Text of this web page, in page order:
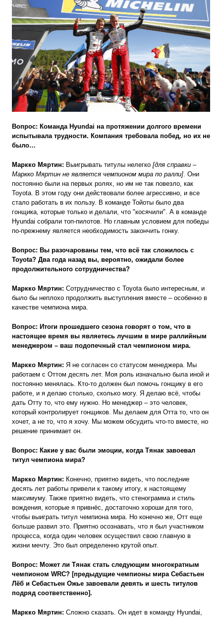
Вопрос: Команда Hyundai на протяжении долгого времени
испытывала трудности. Компания требовала побед, но их не
было…
Маркко Мяртин: Выигрывать титулы нелегко [для справки –
Маркко Мяртин не является чемпионом мира по ралли] . Они
постоянно были на первых ролях, но им не так повезло, как
Toyota. В этом году они действовали более агрессивно, и все
стало работать в их пользу. В команде Тойоты было два
гонщика, которые только и делали, что "косячили". А в команде
Hyundai собрали топ-пилотов. Но главным условием для победы
по-прежнему является необходимость закончить гонку.
Вопрос: Вы разочарованы тем, что всё так сложилось с
Toyota? Два года назад вы, вероятно, ожидали более
продолжительного сотрудничества?
Маркко Мяртин: Сотрудничество с Toyota было интересным, и
было бы неплохо продолжить выступления вместе – особенно в
качестве чемпиона мира.
Вопрос: Итоги прошедшего сезона говорят о том, что в
настоящее время вы являетесь лучшим в мире раллийным
менеджером – ваш подопечный стал чемпионом мира.
Маркко Мяртин: Я не согласен со статусом менеджера. Мы
работаем с Оттом десять лет. Моя роль изначально была иной и
постоянно менялась. Кто-то должен был помочь гонщику в его
работе, и я делаю столько, сколько могу. Я делаю всё, чтобы
дать Отту то, что ему нужно. Но менеджер – это человек,
который контролирует гонщиков. Мы делаем для Отта то, что он
хочет, а не то, что я хочу. Мы можем обсудить что-то вместе, но
решение принимает он.
Вопрос: Какие у вас были эмоции, когда Тянак завоевал
титул чемпиона мира?
Маркко Мяртин: Конечно, приятно видеть, что последние
десять лет работы привели к такому итогу, к настоящему
максимуму. Также приятно видеть, что стенограмма и стиль
вождения, которые я привнёс, достаточно хороши для того,
чтобы выиграть титул чемпиона мира. Но конечно же, Отт еще
больше развил это. Приятно осознавать, что я был участником
процесса, когда один человек осуществил свою главную в
жизни мечту. Это был определенно крутой опыт.
Вопрос: Может ли Тянак стать следующим многократным
чемпионом WRC? [предыдущие чемпионы мира Себастьен
Лёб и Себастьен Ожье завоевали девять и шесть титулов
подряд соответственно].
Маркко Мяртин: Сложно сказать. Он идет в команду Hyundai,